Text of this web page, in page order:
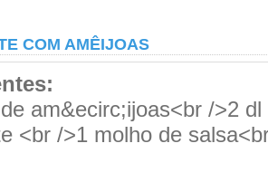
COM AMÊIJOAS
am&ecirc;ijoas<br />2
<br />1 molho de